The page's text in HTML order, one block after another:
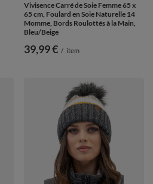
Vivisence Carré de Soie Femme 65 x
65 cm, Foulard en Soie Naturelle 14
Momme, Bords Roulottés à la Main,
Bleu/Beige
39,99 € / item